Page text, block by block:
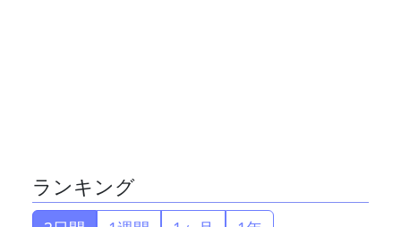
ランキング